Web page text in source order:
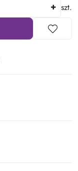
szt.